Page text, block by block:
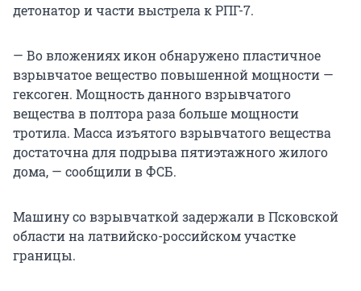
детонатор и части выстрела к РПГ-7.
— Во вложениях икон обнаружено пластичное
взрывчатое вещество повышенной мощности —
гексоген. Мощность данного взрывчатого
вещества в полтора раза больше мощности
тротила. Масса изъятого взрывчатого вещества
достаточна для подрыва пятиэтажного жилого
дома, — сообщили в ФСБ.
Машину со взрывчаткой задержали в Псковской
области на латвийско-российском участке
границы.